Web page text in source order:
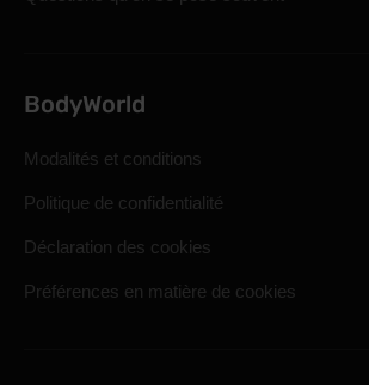
BodyWorld
Modalités et conditions
Politique de confidentialité
Déclaration des cookies
Préférences en matière de cookies